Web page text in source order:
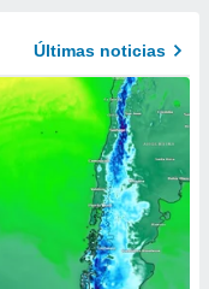
Últimas noticias